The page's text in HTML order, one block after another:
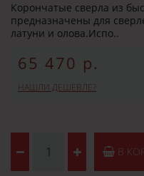
Корончатые сверла из
предназначены для
латуни и олова.Испо..
65 470 р.
НАШЛИ ДЕШЕВЛЕ?
В